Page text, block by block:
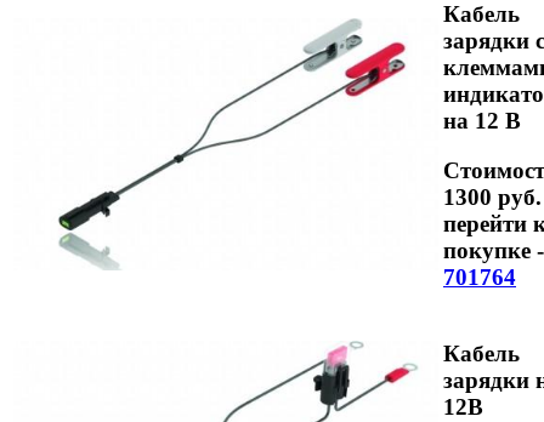
Кабель
зарядки с
на 12 В
1300
перейти
покупке -
701764
Кабель
зарядки
12В